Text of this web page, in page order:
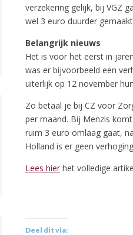
verzekering gelijk, bij VGZ
wel 3 euro duurder
Belangrijk nieuws
Het is voor het eerst in
was er bijvoorbeeld een
uiterlijk op 12 november
Zo betaal je bij CZ voor
per maand. Bij Menzis
ruim 3 euro omlaag gaat,
Holland is er geen
Lees hier het volledige
Deel dit via: